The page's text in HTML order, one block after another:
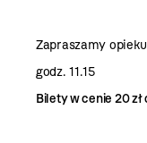
Zapraszamy
godz. 11.15
Bilety w cenie 20